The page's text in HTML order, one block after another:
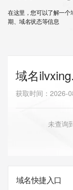
在这里，您可以了解一个
期、域名状态等信息
域名
获取时间 ： 2026-
未查询
域名快捷入口